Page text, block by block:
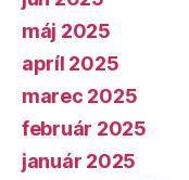
máj 2025
apríl 2025
marec 2025
február 2025
január 2025